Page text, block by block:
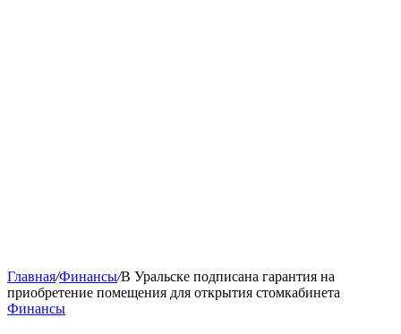
Главная/Финансы/В Уральске подписана гарантия на
приобретение помещения для открытия стомкабинета
Финансы